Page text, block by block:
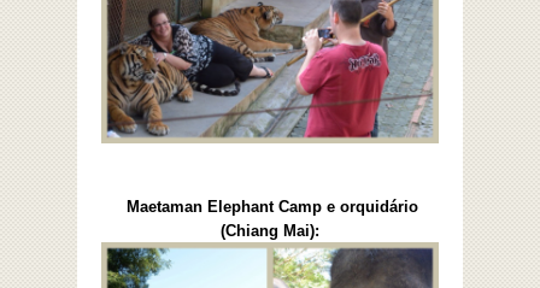
Maetaman Elephant Camp e orquidário
(Chiang Mai):